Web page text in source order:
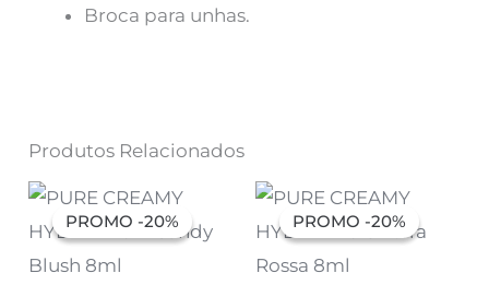
Broca para unhas.
Produtos Relacionados
PROMO -20%
PROMO -20%
O
preço
original
era:
7,07 €.
O
preço
atual
5,66 €.
PROMO -20%
PROMO -20%
O
preço
original
7,07 €.
O
preço
atual
5,66 €.